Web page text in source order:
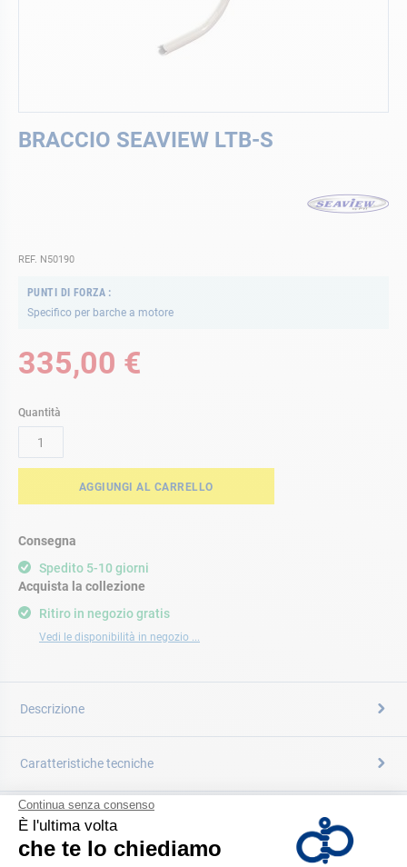
BRACCIO SEAVIEW LTB-S
REF. N50190
PUNTI DI FORZA
Specifico per barche a motore
335,00 €
Quantità
AGGIUNGI AL CARRELLO
Consegna
Spedito 5-10 giorni
Ritiro in negozio gratis
Vedi le disponibilità in negozio ...
Acquista la collezione
all'inizio
Descrizione
Caratteristiche tecniche